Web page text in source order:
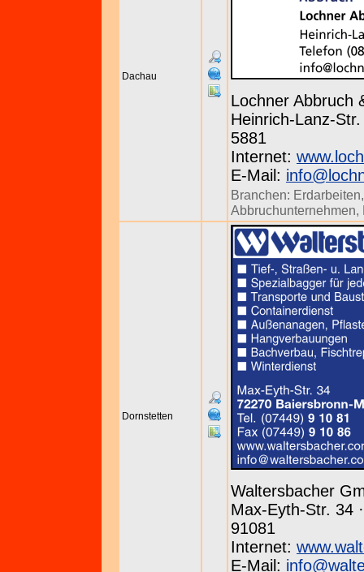
Dachau
Lochner Abbruch
Heinrich-Lanz-
5881
Internet:
E-Mail:
Branchen: Erdarbeiten
Abbruchunternehmen,
Dornstetten
Waltersbacher
Max-Eyth-Str. 34
91081
Internet:
E-Mail: